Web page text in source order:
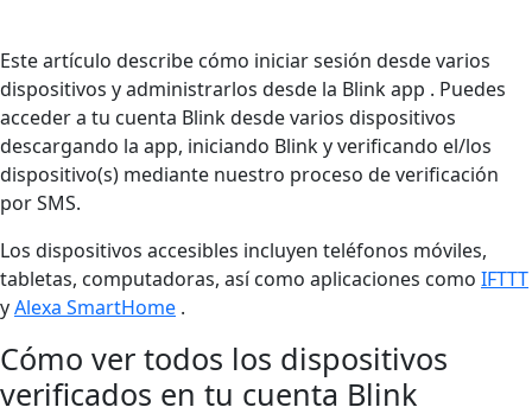
Este artículo describe cómo iniciar sesión desde varios
dispositivos y administrarlos desde la Blink app . Puedes
acceder a tu cuenta Blink desde varios dispositivos
descargando la app, iniciando Blink y verificando el/los
dispositivo(s) mediante nuestro proceso de verificación
por SMS.
Los dispositivos accesibles incluyen teléfonos móviles,
tabletas, computadoras, así como aplicaciones como IFTTT
yAlexa SmartHome .
Cómo ver todos los dispositivos
verificados en tu cuenta Blink